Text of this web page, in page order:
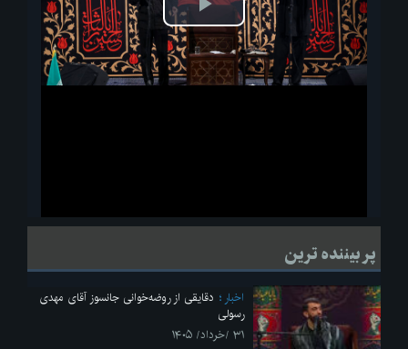
پخش
ویدیو
لحظاتی از قرائت زیارت اربعین امام حسین(ع) در مراسم عزاداری هیئات
پر بیننده ترین
اخبار
دقایقی از روضه‌خوانی جانسوز آقای مهدی
رسولی
۳۱ /خرداد/ ۱۴۰۵